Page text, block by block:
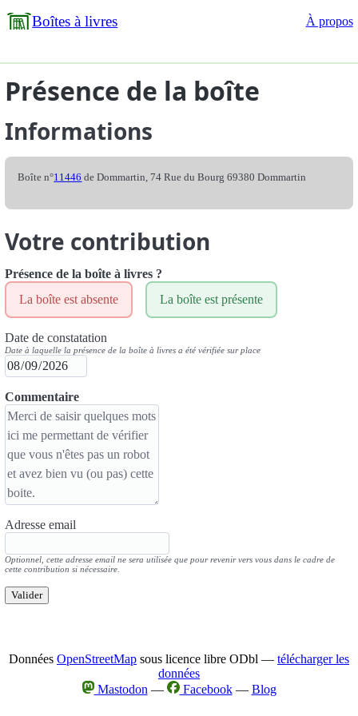
Boîtes à livres À propos
Présence de la boîte
Informations
Boîte n°11446 de Dommartin, 74 Rue du Bourg 69380 Dommartin
Votre contribution
Présence de la boîte à livres ?
La boîte est absente
La boîte est présente
Date de constatation
Date à laquelle la présence de la boîte à livres a été vérifiée sur place
Commentaire
Adresse email
Optionnel, cette adresse email ne sera utilisée que pour revenir vers vous dans le cadre de
cette contribution si nécessaire.
Valider
Données OpenStreetMap sous licence libre ODbl — télécharger les
données
Mastodon — Facebook— Blog